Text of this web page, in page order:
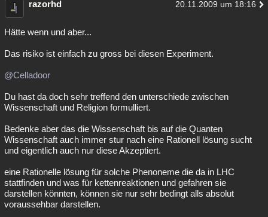
razorhd 20.11.2009 um 18:16
Hätte wenn und aber...
Das risiko ist einfach zu gross bei diesen Experiment.
@Celladoor
Du hast da doch sehr treffend den unterschiede zwischen
Wissenschaft und Religion formulliert.
Bedenke aber das die Wissenschaft bis auf die Quanten
Wissenschaft auch immer stur nach eine Rationell lösung sucht
und eigentlich auch nur diese Akzeptiert.
eine Rationelle lösung für solche Phenoneme die da in LHC
stattfinden und was für kettenreaktionen und gefahren sie
darstellen könnten, können sie nur sehr bedingt alls absolut
voraussehbar darstellen.